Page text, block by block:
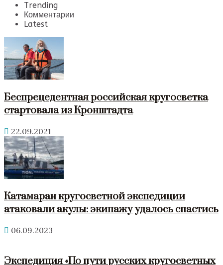
Trending
Комментарии
Latest
Беспрецедентная российская кругосветка
стартовала из Кронштадта
22.09.2021
Катамаран кругосветной экспедиции
атаковали акулы: экипажу удалось спастись
06.09.2023
Экспедиция «По пути русских кругосветных